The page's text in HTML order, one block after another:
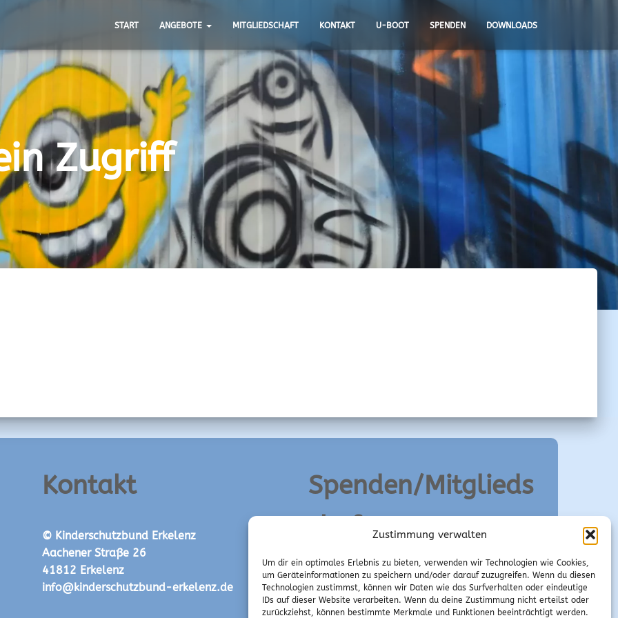
Zustimmung verwalten
Um dir ein optimales Erlebnis zu bieten, verwenden wir Technologien wie Cookies,
um Geräteinformationen zu speichern und/oder darauf zuzugreifen. Wenn du diesen
Technologien zustimmst, können wir Daten wie das Surfverhalten oder eindeutige
IDs auf dieser Website verarbeiten. Wenn du deine Zustimmung nicht erteilst oder
zurückziehst, können bestimmte Merkmale und Funktionen beeinträchtigt werden.
START ANGEBOTE MITGLIEDSCHAFT KONTAKT U-BOOT SPENDEN DOWNLOADS
Zugriff
Kontakt
© Kinderschutzbund Erkelenz
Aachener Straße 26
41812 Erkelenz
info@kinderschutzbund-erkelenz.de
Spenden/Mitglieds
chaft
•Spenden
•Mitgliedschaft